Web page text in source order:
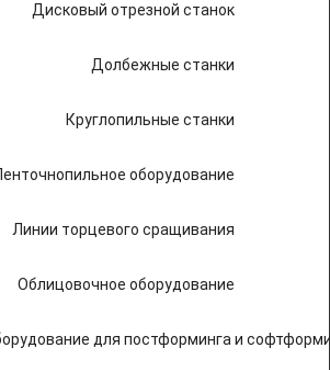
Дисковый отрезной станок
Долбежные станки
Круглопильные станки
оборудование
Линии торцевого сращивания
Облицовочное оборудование
для постформинга и